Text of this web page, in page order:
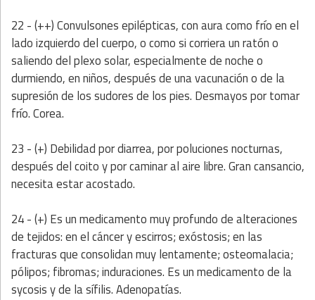
22 - (++) Convulsones epilépticas, con aura como frío en el
lado izquierdo del cuerpo, o como si corriera un ratón o
saliendo del plexo solar, especialmente de noche o
durmiendo, en niños, después de una vacunación o de la
supresión de los sudores de los pies. Desmayos por tomar
frío. Corea.
23 - (+) Debilidad por diarrea, por poluciones nocturnas,
después del coito y por caminar al aire libre. Gran cansancio,
necesita estar acostado.
24 - (+) Es un medicamento muy profundo de alteraciones
de tejidos: en el cáncer y escirros; exóstosis; en las
fracturas que consolidan muy lentamente; osteomalacia;
pólipos; fibromas; induraciones. Es un medicamento de la
sycosis y de la sífilis. Adenopatías.